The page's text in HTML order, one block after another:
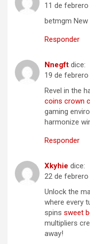
11 de febrero
betmgm New
Responder
Nnegft dice:
19 de
Revel in the
coins crown
gaming
harmonize
Responder
Xkyhie dice:
22 de febrero
Unlock the
where every
spins sweet
multipliers
away!